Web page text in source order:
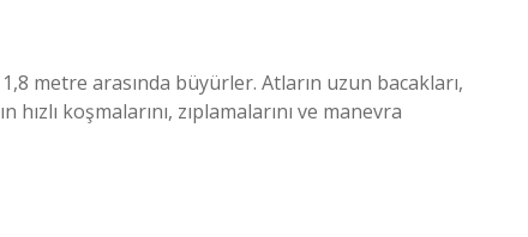
metre arasında büyürler. Atların uzun bacakları,
koşmalarını, zıplamalarını ve manevra